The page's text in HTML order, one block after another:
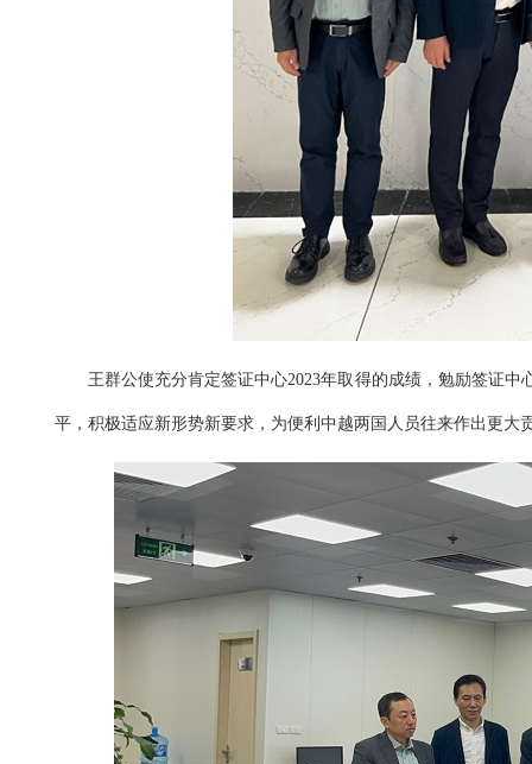
王群公使充分肯定签证中心2023年取得的成绩，勉励签证
平，积极适应新形势新要求，为便利中越两国人员往来作出更大